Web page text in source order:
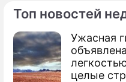
Топ новостей
Ужасная
целые